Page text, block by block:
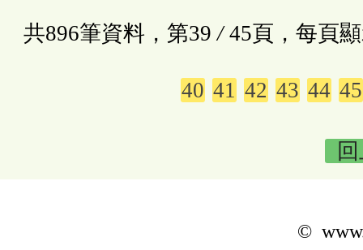
共896筆資料，第39 /45頁，每頁
40 41 42 43 44 45
©